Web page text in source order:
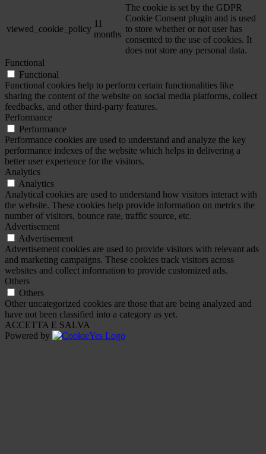
viewed_cookie_policy
11
months
The cookie is set by the GDPR
Cookie Consent plugin and is used
to store whether or not user has
consented to the use of cookies. It
does not store any personal data.
Functional
Functional
Functional cookies help to perform certain functionalities like
sharing the content of the website on social media platforms, collect
feedbacks, and other third-party features.
Performance
Performance
Performance cookies are used to understand and analyze the key
performance indexes of the website which helps in delivering a
better user experience for the visitors.
Analytics
Analytics
Analytical cookies are used to understand how visitors interact with
the website. These cookies help provide information on metrics the
number of visitors, bounce rate, traffic source, etc.
Advertisement
Advertisement
Advertisement cookies are used to provide visitors with relevant ads
and marketing campaigns. These cookies track visitors across
websites and collect information to provide customized ads.
Others
Others
Other uncategorized cookies are those that are being analyzed and
have not been classified into a category as yet.
ACCETTA E SALVA
Powered by